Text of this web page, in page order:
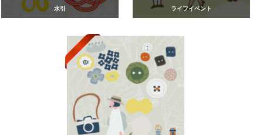
水引 ライフイベント